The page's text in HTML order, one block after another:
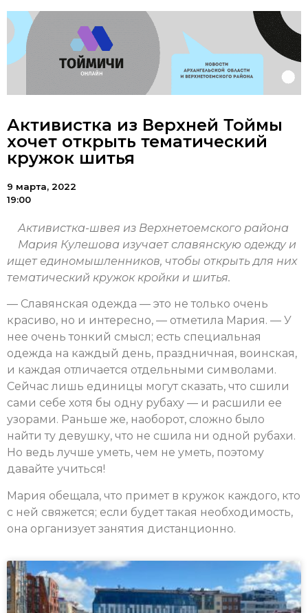
Активистка из Верхней Тоймы
хочет открыть тематический
кружок шитья
9 марта, 2022
19:00
Активистка-швея из Верхнетоемского района
Мария Кулешова изучает славянскую одежду и
ищет единомышленников, чтобы открыть для них
тематический кружок кройки и шитья.
— Славянская одежда — это не только очень
красиво, но и интересно, — отметила Мария. — У
нее очень тонкий смысл; есть специальная
одежда на каждый день, праздничная, воинская,
и каждая отличается отдельными символами.
Сейчас лишь единицы могут сказать, что сшили
сами себе хотя бы одну рубаху — и расшили ее
узорами. Раньше же, наоборот, сложно было
найти ту девушку, что не сшила ни одной рубахи.
Но ведь лучше уметь, чем не уметь, поэтому
давайте учиться!
Мария обещала, что примет в кружок каждого, кто
с ней свяжется; если будет такая необходимость,
она организует занятия дистанционно.